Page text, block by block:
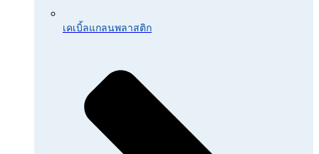
เคเบิ้ลแกลนพลาสติก